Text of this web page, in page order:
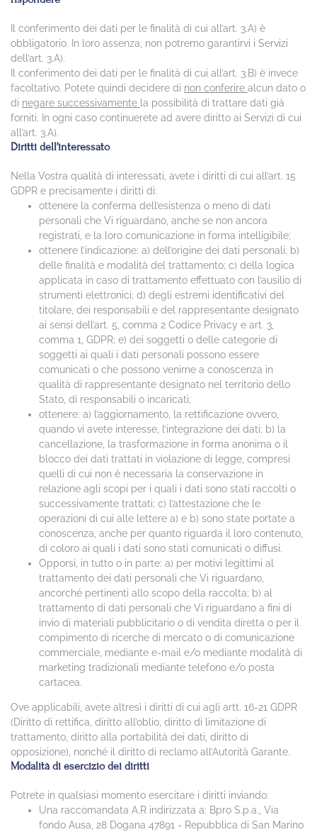
Il conferimento dei dati per le finalità di cui all’art. 3.A) è
obbligatorio. In loro assenza, non potremo garantirvi i Servizi
dell’art. 3.A).
Il conferimento dei dati per le finalità di cui all’art. 3.B) è invece
facoltativo. Potete quindi decidere di non conferire alcun dato o
di negare successivamente la possibilità di trattare dati già
forniti. In ogni caso continuerete ad avere diritto ai Servizi di cui
all’art. 3.A).
Diritti dell’interessato
Nella Vostra qualità di interessati, avete i diritti di cui all’art. 15
GDPR e precisamente i diritti di:
ottenere la conferma dell’esistenza o meno di dati
personali che Vi riguardano, anche se non ancora
registrati, e la loro comunicazione in forma intelligibile;
ottenere l’indicazione: a) dell’origine dei dati personali; b)
delle finalità e modalità del trattamento; c) della logica
applicata in caso di trattamento effettuato con l’ausilio di
strumenti elettronici; d) degli estremi identificativi del
titolare, dei responsabili e del rappresentante designato
ai sensi dell’art. 5, comma 2 Codice Privacy e art. 3,
comma 1, GDPR; e) dei soggetti o delle categorie di
soggetti ai quali i dati personali possono essere
comunicati o che possono venirne a conoscenza in
qualità di rappresentante designato nel territorio dello
Stato, di responsabili o incaricati;
ottenere: a) l’aggiornamento, la rettificazione ovvero,
quando vi avete interesse, l’integrazione dei dati; b) la
cancellazione, la trasformazione in forma anonima o il
blocco dei dati trattati in violazione di legge, compresi
quelli di cui non è necessaria la conservazione in
relazione agli scopi per i quali i dati sono stati raccolti o
successivamente trattati; c) l’attestazione che le
operazioni di cui alle lettere a) e b) sono state portate a
conoscenza, anche per quanto riguarda il loro contenuto,
di coloro ai quali i dati sono stati comunicati o diffusi.
Opporsi, in tutto o in parte: a) per motivi legittimi al
trattamento dei dati personali che Vi riguardano,
ancorché pertinenti allo scopo della raccolta; b) al
trattamento di dati personali che Vi riguardano a fini di
invio di materiali pubblicitario o di vendita diretta o per il
compimento di ricerche di mercato o di comunicazione
commerciale, mediante e-mail e/o mediante modalità di
marketing tradizionali mediante telefono e/o posta
cartacea.
Ove applicabili, avete altresì i diritti di cui agli artt. 16-21 GDPR
(Diritto di rettifica, diritto all’oblio, diritto di limitazione di
trattamento, diritto alla portabilità dei dati, diritto di
opposizione), nonché il diritto di reclamo all’Autorità Garante.
Modalità di esercizio dei diritti
Potrete in qualsiasi momento esercitare i diritti inviando:
Una raccomandata A.R indirizzata a: Bpro S.p.a., Via
fondo Ausa, 28 Dogana 47891 - Repubblica di San Marino